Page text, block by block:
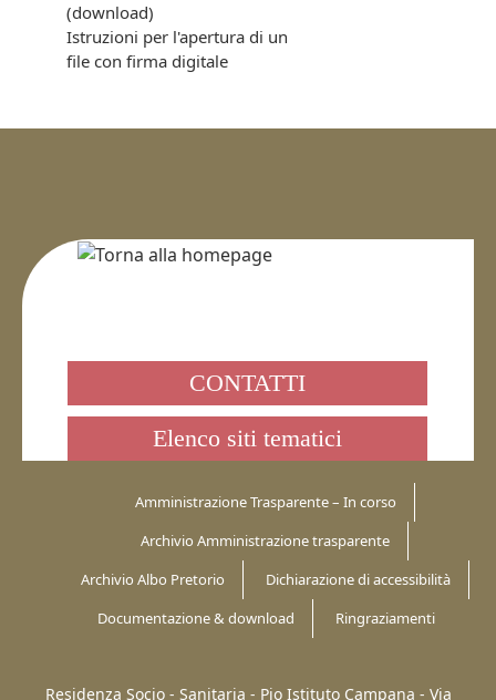
(download)
Istruzioni per l'apertura di un
file con firma digitale
CONTATTI
Elenco siti tematici
Amministrazione Trasparente – In corso
Archivio Amministrazione trasparente
Archivio Albo Pretorio
Dichiarazione di accessibilità
Documentazione & download
Ringraziamenti
Residenza Socio - Sanitaria - Pio Istituto Campana - Via